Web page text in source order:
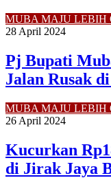
MUBA MAJU LEBIH
28 April 2024
Pj Bupati
Jalan Rusak
MUBA MAJU LEBIH
26 April 2024
Kucurkan
di Jirak Jaya